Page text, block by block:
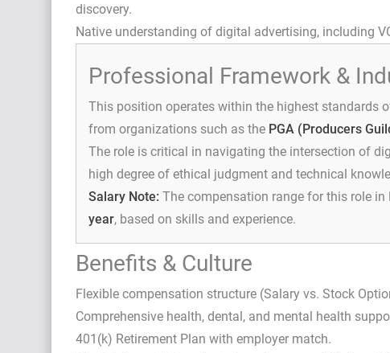
discovery.
Native understanding of digital advertising, including
Professional Framework &
This position operates within the highest standards
from organizations such as the PGA (Producers
The role is critical in navigating the intersection of
high degree of ethical judgment and technical
Salary Note: The compensation range for this role in
year, based on skills and experience.
Benefits & Culture
Flexible compensation structure (Salary vs. Stock
Comprehensive health, dental, and mental health
401(k) Retirement Plan with employer match.